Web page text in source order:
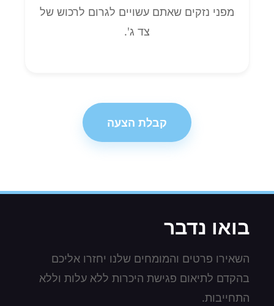
מפני נזקים שאתם עשויים לגרום לרכוש של
צד ג'.
קבלת הצעה
בואו נדבר
השאירו פרטים והמומחים שלנו יחזרו אליכם
בהקדם לתיאום פגישת היכרות ללא עלות וללא
התחייבות.